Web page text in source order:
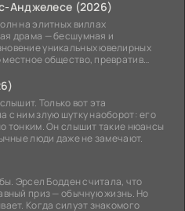
Анджелесе (2026)
на элитных виллах
драма — бесшумная и
уникальных ювелирных
общество, превратив
Только вот эта
с ним злую шутку наоборот: его
тонким. Он слышит такие нюансы
люди даже не замечают.
Эрсел Бодден считала, что
приз — обычную жизнь. Но
Когда силуэт знакомого